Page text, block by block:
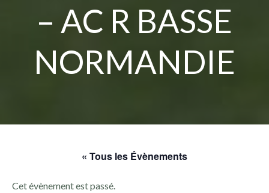
– AC R BASSE
NORMANDIE
« Tous les Évènements
Cet évènement est passé.